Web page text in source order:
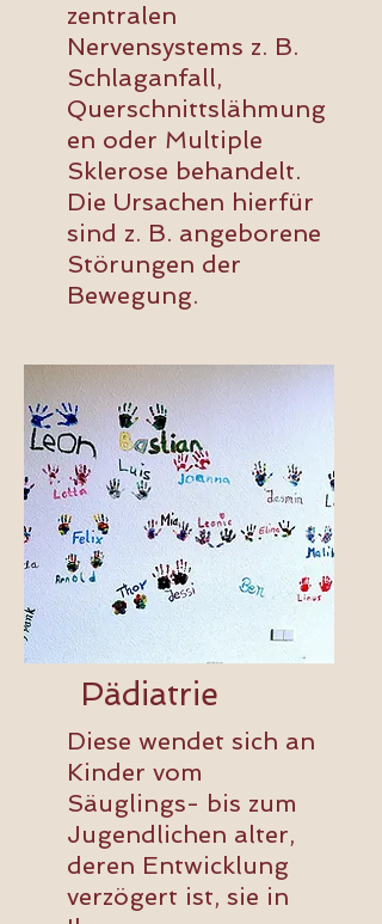
zentralen
Nervensystems z. B.
Schlaganfall,
Querschnittslähmung
en oder Multiple
Sklerose behandelt.
Die Ursachen hierfür
sind z. B. angeborene
Störungen der
Bewegung.
Pädiatrie
Diese wendet sich an
Kinder vom
Säuglings- bis zum
Jugendlichen alter,
deren Entwicklung
verzögert ist, sie in